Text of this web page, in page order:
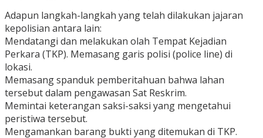
Adapun langkah-langkah yang telah dilakukan jajaran
kepolisian antara lain:
Mendatangi dan melakukan olah Tempat Kejadian
Perkara (TKP). Memasang garis polisi (police line) di
lokasi.
Memasang spanduk pemberitahuan bahwa lahan
tersebut dalam pengawasan Sat Reskrim.
Memintai keterangan saksi-saksi yang mengetahui
peristiwa tersebut.
Mengamankan barang bukti yang ditemukan di TKP.